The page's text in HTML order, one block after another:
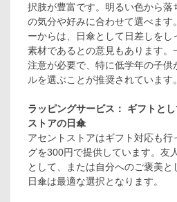
択肢が豊富です。明るい色から落
の気分や好みに合わせて選べま
ーからは、日傘として日差しをし
素材であるとの意見もあります。
注意が必要で、特に低学年の子
ルを選ぶことが推奨されています。
ラッピングサービス： ギフトと
ストアの日傘
アセントストアはギフト対応も行
グを300円で提供しています。友
として、または自分へのご褒美
日傘は最適な選択となります。